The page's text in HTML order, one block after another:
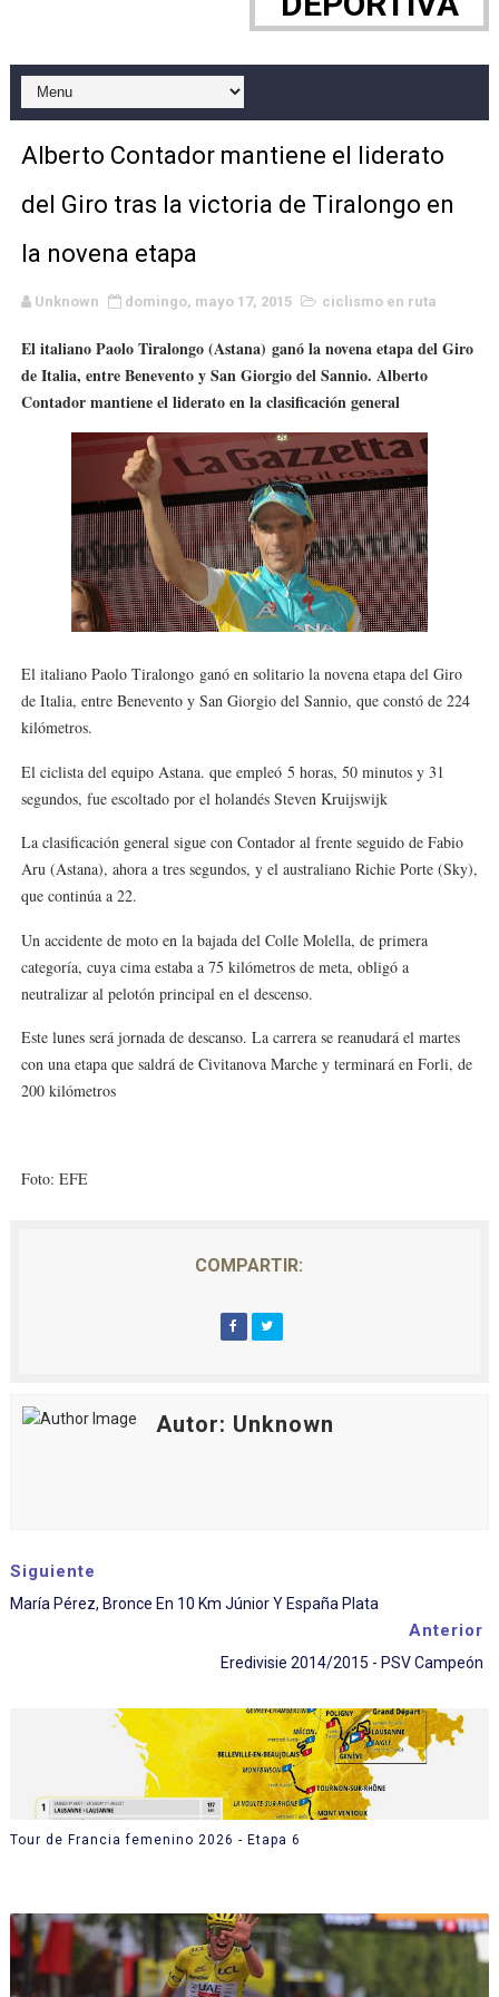
WWE NXT - Myles Borne y Tavion Heights ponen fin
Canadian Football League 2026 - Week 10
EFA y AFLE 2026 - Regular season
Máxima celebración en el último Impact! con Jason
Mundial de esgrima 2026 (Hong Kong) - La
Raquel Rodriguez es la nueva monarca
Athletes Unlimited Softball League 2026 - Las Utah
Mundial de piragüismo slalom 2026 (Oklahoma City,
Tour de Francia masculino 2026 - Tadej Pogacar
Mundial de Fórmula 1 2026 - Lando Norris consigue
Campeonato de Europa de saltos 2026 (París,
Alberto Contador mantiene el liderato
del Giro tras la victoria de Tiralongo en
la novena etapa
Unknown domingo, mayo 17, 2015 ciclismo en ruta
El italiano Paolo Tiralongo (Astana) ganó la novena etapa del Giro
de Italia, entre Benevento y San Giorgio del Sannio. Alberto
Contador mantiene el liderato en la clasificación general
El italiano Paolo Tiralongoganó en solitario la novena etapa del Giro
de Italia, entre Benevento y San Giorgio del Sannio, que constó de 224
kilómetros.
El ciclista del equipo Astana. que empleó5 horas, 50 minutos y 31
segundos, fue escoltado por el holandés Steven Kruijswijk
La clasificación general sigue con Contador al frente seguido de Fabio
Aru (Astana), ahora a tres segundos, y el australiano Richie Porte (Sky),
que continúa a 22.
Un accidente de moto en la bajada del Colle Molella, de primera
categoría, cuya cima estaba a 75 kilómetros de meta, obligó a
neutralizar al pelotón principal en el descenso.
Este lunes será jornada de descanso. La carrera se reanudará el martes
con una etapa que saldrá de Civitanova Marche y terminará en Forli, de
200 kilómetros
Foto: EFE
COMPARTIR:
Autor: Unknown
Siguiente
María Pérez, Bronce En 10 Km Júnior Y España Plata
Anterior
Eredivisie 2014/2015 - PSV Campeón
Tour de Francia femenino 2026 - Etapa 6